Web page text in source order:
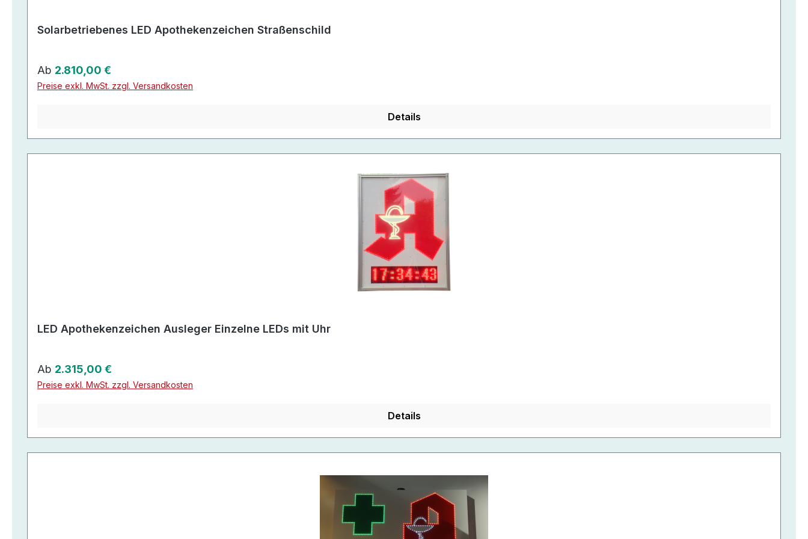
Solarbetriebenes LED Apothekenzeichen Straßenschild
Regulärer Preis:
Ab 2.810,00 €
Preise exkl. MwSt. zzgl. Versandkosten
Details
LED Apothekenzeichen Ausleger Einzelne LEDs mit Uhr
Regulärer Preis:
Ab 2.315,00 €
Preise exkl. MwSt. zzgl. Versandkosten
Details